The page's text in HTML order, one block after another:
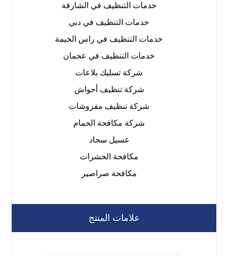
خدمات التنظيف في الشارقة
خدمات التنظيف في دبي
خدمات التنظيف في راس الخيمة
خدمات التنظيف في عجمان
شركة تسليك بلاعات
شركة تنظيف أحواش
شركة تنظيف مفروشات
شركة مكافحة الحمام
غسيل سجاد
مكافحة الحشرات
مكافحة صراصير
علامات المنتج